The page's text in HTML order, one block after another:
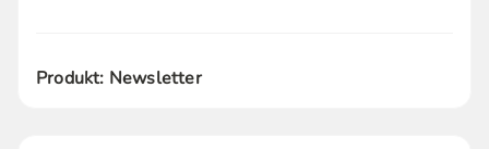
Produkt: Newsletter